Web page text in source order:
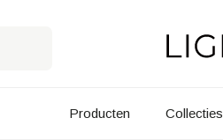
Producten Collecties